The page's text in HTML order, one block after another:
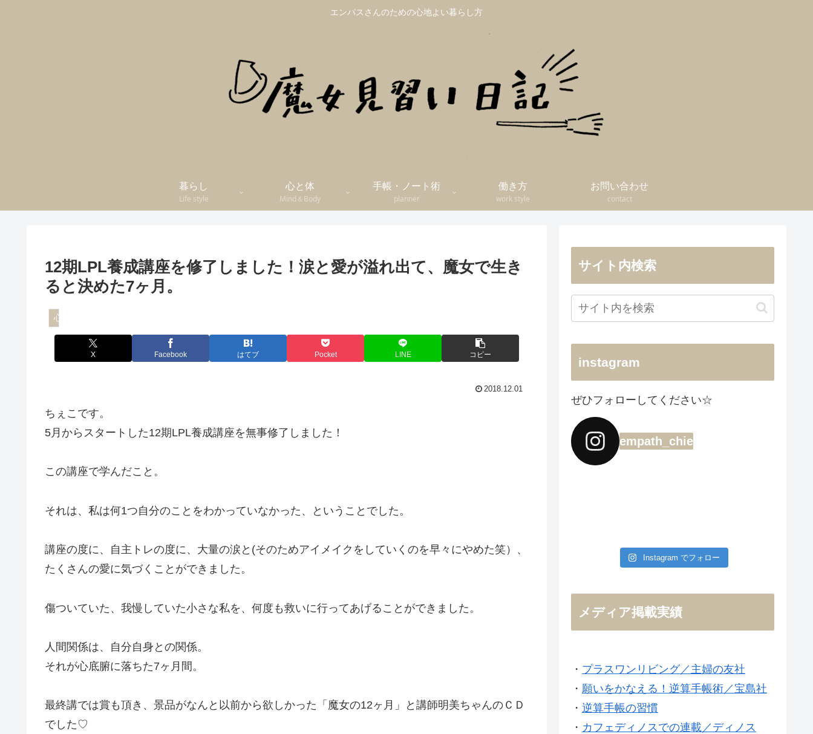
エンパスさんのための心地よい暮らし方
暮らし
Life style
心と体
Mind＆Body
手帳・ノート術
planner
働き方
work style
お問い合わせ
contact
12期LPL養成講座を修了しました！涙と愛が溢れ出て、魔女で生き
ると決めた7ヶ月。
心
X Facebook はてブ Pocket LINE コピー
2018.12.01
ちぇこです。
5月からスタートした12期LPL養成講座を無事修了しました！
この講座で学んだこと。
それは、私は何1つ自分のことをわかっていなかった、ということでした。
講座の度に、自主トレの度に、大量の涙と(そのためアイメイクをしていくのを早々にやめた笑）、
たくさんの愛に気づくことができました。
傷ついていた、我慢していた小さな私を、何度も救いに行ってあげることができました。
人間関係は、自分自身との関係。
それが心底腑に落ちた7ヶ月間。
最終講では賞も頂き、景品がなんと以前から欲しかった「魔女の12ヶ月」と講師明美ちゃんのＣＤ
でした♡
サイト内検索
instagram
ぜひフォローしてください☆
empath_chie
Instagram でフォロー
メディア掲載実績
・ プラスワンリビング／主婦の友社
・ 願いをかなえる！逆算手帳術／宝島社
・ 逆算手帳の習慣
・ カフェディノスでの連載／ディノス